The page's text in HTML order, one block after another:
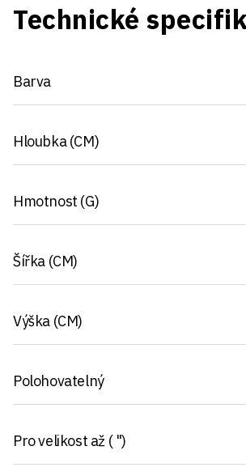
Technické
Barva
Hloubka (CM)
Hmotnost (G)
Šířka (CM)
Výška (CM)
Polohovatelný
Pro velikost až ( ")